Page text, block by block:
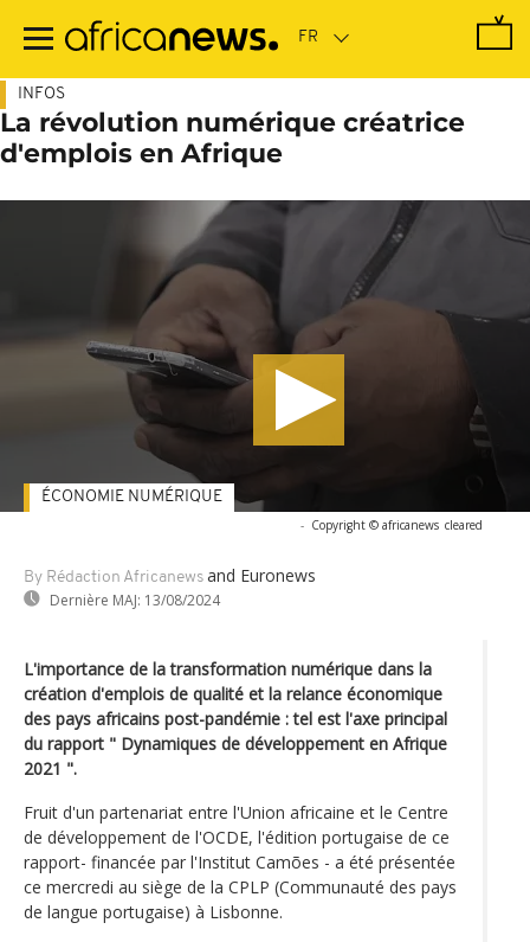
contenu
INFOS
La révolution numérique créatrice
d'emplois en Afrique
- Copyright © africanews cleared
By Rédaction Africanews and Euronews
Dernière MAJ: 13/08/2024
ÉCONOMIE NUMÉRIQUE
L'importance de la transformation numérique dans la
création d'emplois de qualité et la relance économique
des pays africains post-pandémie : tel est l'axe principal
du rapport " Dynamiques de développement en Afrique
2021 ".
Fruit d'un partenariat entre l'Union africaine et le Centre
de développement de l'OCDE, l'édition portugaise de ce
rapport- financée par l'Institut Camões - a été présentée
ce mercredi au siège de la CPLP (Communauté des pays
de langue portugaise) à Lisbonne.